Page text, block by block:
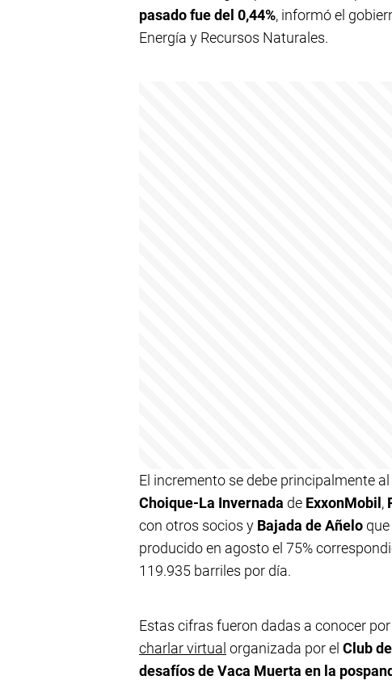
pasado fue del 0,44%, informó el
Energía y Recursos Naturales.
El incremento se debe principalmente
Choique-La Invernada de ExxonMobil ,
con otros socios y Bajada de Añelo
producido en agosto el 75%
119.935 barriles por día.
Estas cifras fueron dadas a conocer
charlar virtual organizada por el Club
desafíos de Vaca Muerta en la